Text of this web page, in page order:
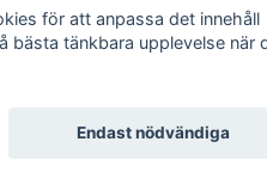
för att anpassa det innehåll
tänkbara upplevelse när
Endast nödvändiga